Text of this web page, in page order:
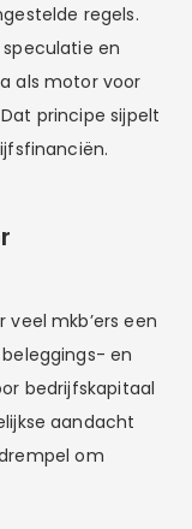
regels.
en
als motor voor
principe sijpelt
mkb’ers een
en
bedrijfskapitaal
aandacht
om